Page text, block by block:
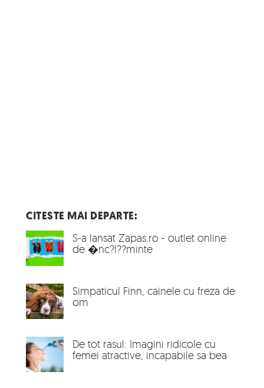
CITESTE MAI DEPARTE:
S-a lansat Zapas.ro - outlet online
de �nc?l??minte
Simpaticul Finn, cainele cu freza de
om
De tot rasul: Imagini ridicole cu
femei atractive, incapabile sa bea